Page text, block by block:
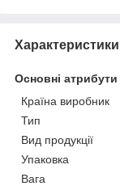
Характеристики
Основні атрибути
Країна виробник
Тип
Вид продукції
Упаковка
Вага